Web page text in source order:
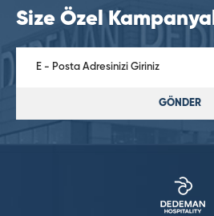
Size Özel
GÖNDER